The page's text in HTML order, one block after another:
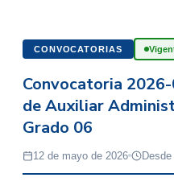
CONVOCATORIAS
Convocatoria
de Auxiliar
Grado 06
12 de mayo de 2026